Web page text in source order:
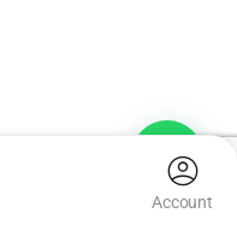
Account